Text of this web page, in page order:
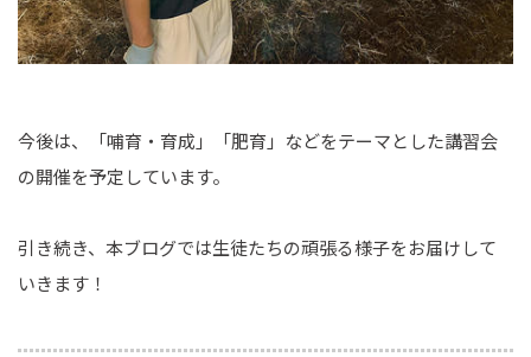
今後は、「哺育・育成」「肥育」などをテーマとした講習会
の開催を予定しています。
引き続き、本ブログでは生徒たちの頑張る様子をお届けして
いきます！